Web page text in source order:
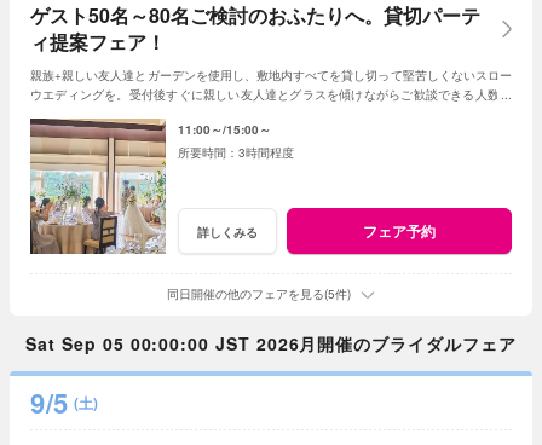
ゲスト50名～80名ご検討のおふたりへ。貸切パーテ
ィ提案フェア！
親族+親しい友人達とガーデンを使用し、敷地内すべてを貸し切って堅苦しくないスロー
ウエディングを。受付後すぐに親しい友人達とグラスを傾けながらご歓談できる人数帯
11:00～ 15:00～
3時間程度
詳しくみる フェア予約
同日開催の他のフェアを見る(5件)
Sat Sep 05 00:00:00 JST 2026月開催のブライダルフェア
9/5 (土)